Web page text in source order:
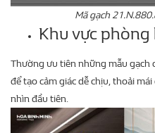
Mã gạch
Khu vực phòng
Thường ưu tiên những mẫu gạch
để tạo cảm giác dễ chịu, thoải
nhìn đầu tiên.